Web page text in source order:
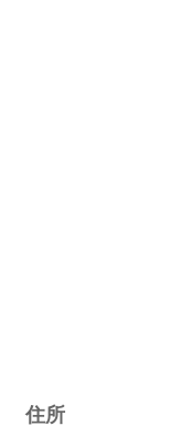
住所